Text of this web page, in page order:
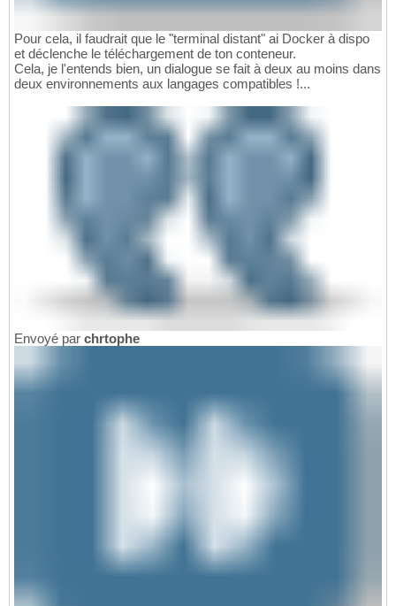
Pour cela, il faudrait que le "terminal distant" ai Docker à dispo
et déclenche le téléchargement de ton conteneur.
Cela, je l'entends bien, un dialogue se fait à deux au moins dans
deux environnements aux langages compatibles !...
Envoyé par chrtophe